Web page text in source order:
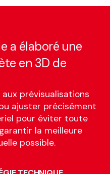
a élaboré une
en 3D de
prévisualisations
ajuster précisément
pour éviter toute
la meilleure
possible.